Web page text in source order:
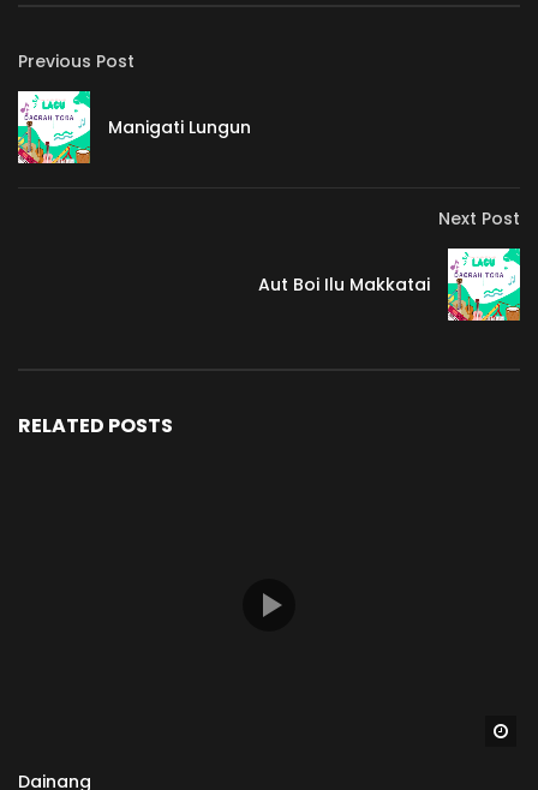
Previous Post
Manigati Lungun
Next Post
Aut Boi Ilu Makkatai
RELATED POSTS
Dainang